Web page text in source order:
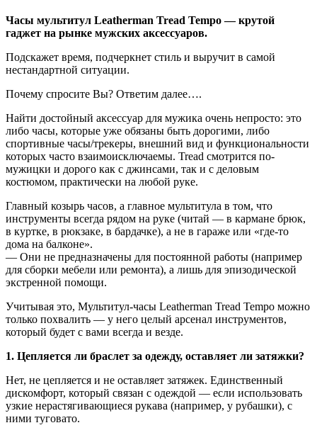
Часы мультитул Leatherman Tread Tempo — крутой
гаджет на рынке мужских аксессуаров.
Подскажет время, подчеркнет стиль и выручит в самой
нестандартной ситуации.
Почему спросите Вы? Ответим далее….
Найти достойный аксессуар для мужика очень непросто: это
либо часы, которые уже обязаны быть дорогими, либо
спортивные часы/трекеры, внешний вид и функциональности
которых часто взаимоисключаемы. Tread смотрится по-
мужицки и дорого как с джинсами, так и с деловым
костюмом, практически на любой руке.
Главный козырь часов, а главное мультитула в том, что
инструменты всегда рядом на руке (читай — в кармане брюк,
в куртке, в рюкзаке, в бардачке), а не в гараже или «где-то
дома на балконе».
— Они не предназначены для постоянной работы (например
для сборки мебели или ремонта), а лишь для эпизодической
экстренной помощи.
Учитывая это, Мультитул-часы Leatherman Tread Tempo можно
только похвалить — у него целый арсенал инструментов,
который будет с вами всегда и везде.
1. Цепляется ли браслет за одежду, оставляет ли затяжки?
Нет, не цепляется и не оставляет затяжек. Единственный
дискомфорт, который связан с одеждой — если использовать
узкие нерастягивающиеся рукава (например, у рубашки), с
ними туговато.